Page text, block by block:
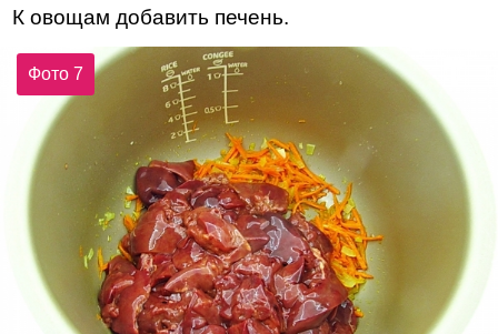
К овощам добавить печень.
Фото 7